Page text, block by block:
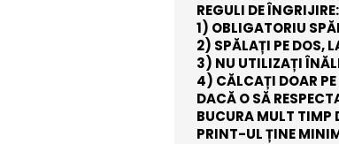
REGULI DE ÎNGRIJIRE:
1) OBLIGATORIU
2) SPĂLAȚI PE DOS,
3) NU UTILIZAȚI
4) CĂLCAȚI DOAR
DACĂ O SĂ
BUCURA MULT TIMP
PRINT-UL ȚINE